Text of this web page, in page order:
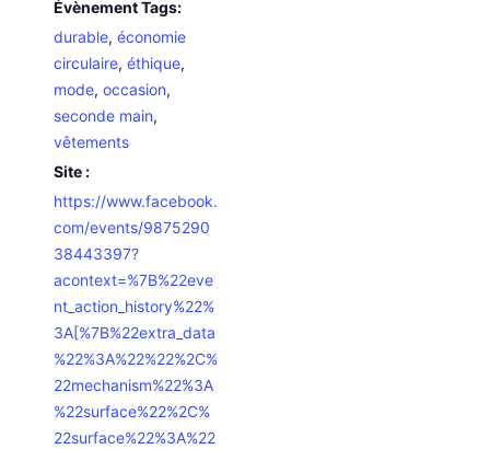
Évènement Tags:
durable,économie
circulaire,éthique,
mode,occasion,
seconde main,
vêtements
Site :
https://www.facebook.
com/events/9875290
38443397?
acontext=%7B%22eve
nt_action_history%22%
3A[%7B%22extra_data
%22%3A%22%22%2C%
22mechanism%22%3A
%22surface%22%2C%
22surface%22%3A%22